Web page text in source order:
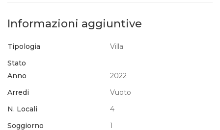
Informazioni aggiuntive
Tipologia
Villa
Stato
Anno
2022
Arredi
Vuoto
N. Locali
4
Soggiorno
1